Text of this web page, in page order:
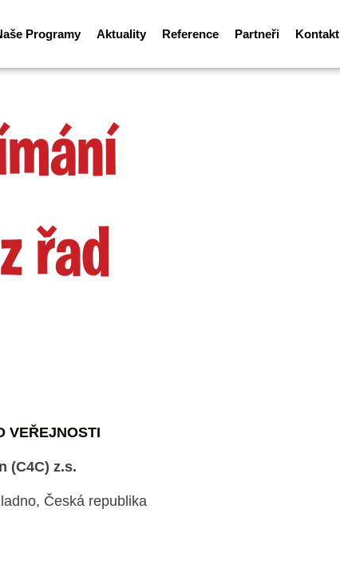
Programy Aktuality Reference Partneři Kontakt
řad
VEŘEJNOSTI
(C4C) z.s.
Česká republika